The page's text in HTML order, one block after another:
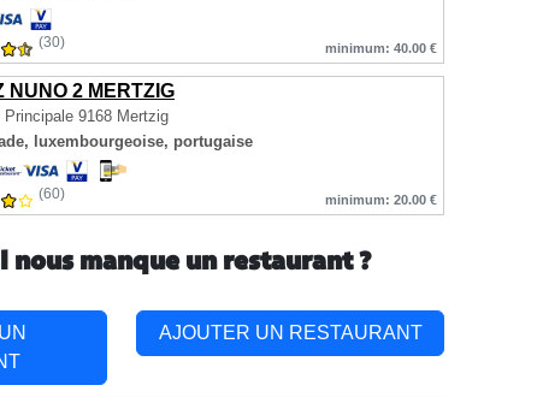
(30) minimum: 40.00 €
NUNO 2 MERTZIG
Principale 9168 Mertzig
luxembourgeoise, portugaise
(60) minimum: 20.00 €
nous manque un restaurant ?
AJOUTER UN RESTAURANT